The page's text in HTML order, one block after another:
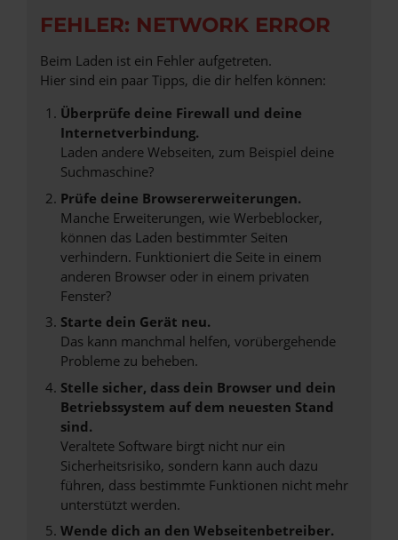
FEHLER: NETWORK ERROR
Beim Laden ist ein Fehler aufgetreten.
Hier sind ein paar Tipps, die dir helfen können:
Überprüfe deine Firewall und deine
Internetverbindung.
Laden andere Webseiten, zum Beispiel deine
Suchmaschine?
Prüfe deine Browsererweiterungen.
Manche Erweiterungen, wie Werbeblocker,
können das Laden bestimmter Seiten
verhindern. Funktioniert die Seite in einem
anderen Browser oder in einem privaten
Fenster?
Starte dein Gerät neu.
Das kann manchmal helfen, vorübergehende
Probleme zu beheben.
Stelle sicher, dass dein Browser und dein
Betriebssystem auf dem neuesten Stand
sind.
Veraltete Software birgt nicht nur ein
Sicherheitsrisiko, sondern kann auch dazu
führen, dass bestimmte Funktionen nicht mehr
unterstützt werden.
Wende dich an den Webseitenbetreiber.